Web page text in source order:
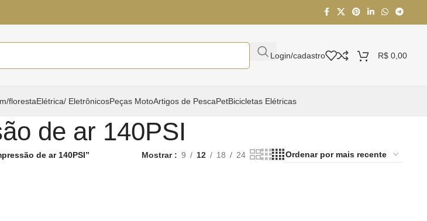
Login/cadastro R$ 0,00
florestaElétrica/ EletrônicosPeças MotoArtigos de PescaPetBicicletas Elétricas
de ar 140PSI
de ar 140PSI” Mostrar 9 12 18 24